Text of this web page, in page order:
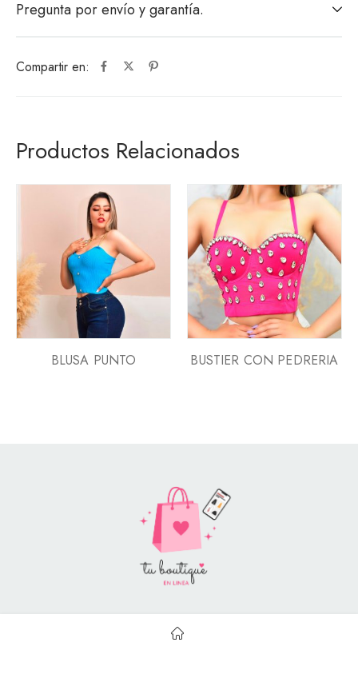
Compartir en:
Pregunta por envío y garantía.
Productos Relacionados
BLUSA PUNTO BUSTIER CON PEDRERIA